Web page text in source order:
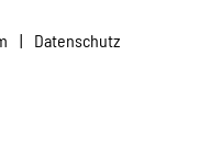
| Datenschutz